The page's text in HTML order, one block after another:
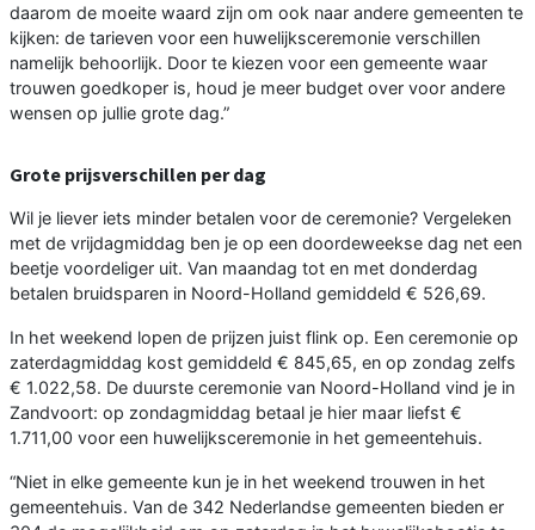
daarom de moeite waard zijn om ook naar andere gemeenten te
kijken: de tarieven voor een huwelijksceremonie verschillen
namelijk behoorlijk. Door te kiezen voor een gemeente waar
trouwen goedkoper is, houd je meer budget over voor andere
wensen op jullie grote dag.”
Grote prijsverschillen per dag
Wil je liever iets minder betalen voor de ceremonie? Vergeleken
met de vrijdagmiddag ben je op een doordeweekse dag net een
beetje voordeliger uit. Van maandag tot en met donderdag
betalen bruidsparen in Noord-Holland gemiddeld € 526,69.
In het weekend lopen de prijzen juist flink op. Een ceremonie op
zaterdagmiddag kost gemiddeld € 845,65, en op zondag zelfs
€ 1.022,58. De duurste ceremonie van Noord-Holland vind je in
Zandvoort: op zondagmiddag betaal je hier maar liefst €
1.711,00 voor een huwelijksceremonie in het gemeentehuis.
“Niet in elke gemeente kun je in het weekend trouwen in het
gemeentehuis. Van de 342 Nederlandse gemeenten bieden er